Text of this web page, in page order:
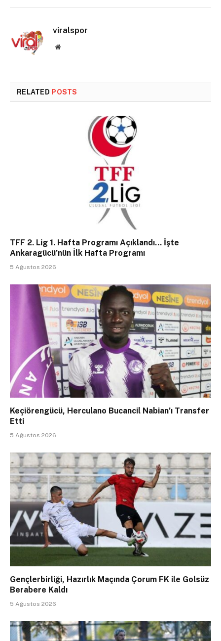
viralspor
Website
RELATED POSTS
TFF 2. Lig 1. Hafta Programı Açıklandı… İşte
Ankaragücü’nün İlk Hafta Programı
5 Ağustos 2026
Keçiörengücü, Herculano Bucancil Nabian’ı Transfer
Etti
5 Ağustos 2026
Gençlerbirliği, Hazırlık Maçında Çorum FK ile Golsüz
Berabere Kaldı
5 Ağustos 2026